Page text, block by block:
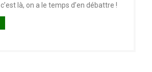
là, on a le temps d’en débattre !